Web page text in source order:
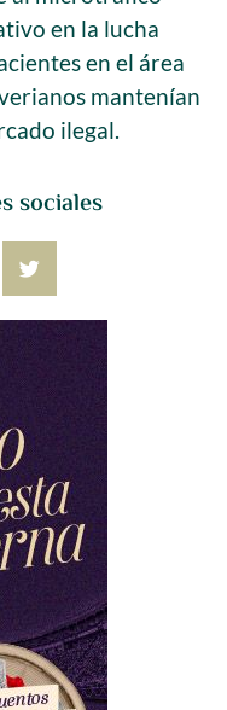
sociales
en la lucha
en el área
mantenían
ilegal.